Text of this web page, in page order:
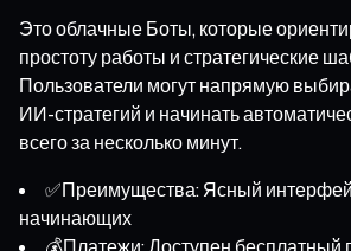
Это облачные Боты, которые
простоту работы и стратегические
Пользователи могут напрямую
ИИ-стратегий и начинать
всего за несколько минут.
✅Преимущества: Ясный
начинающих
💰Платежи: Доступен бесплатный